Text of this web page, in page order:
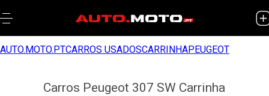
AUTO.MOTO.PTCARROS USADOSCARRINHAPEUGEOT
Carros Peugeot 307 SW Carrinha